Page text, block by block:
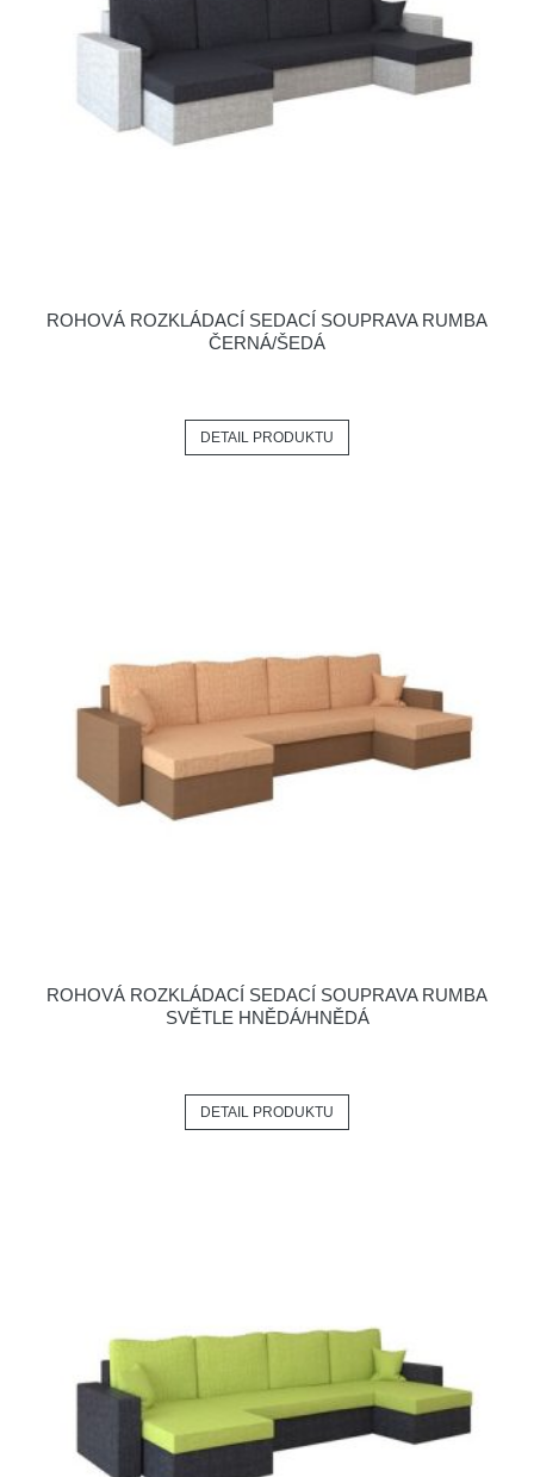
ROHOVÁ ROZKLÁDACÍ SEDACÍ SOUPRAVA RUMBA
ČERNÁ/ŠEDÁ
DETAIL PRODUKTU
ROHOVÁ ROZKLÁDACÍ SEDACÍ SOUPRAVA RUMBA
SVĚTLE HNĚDÁ/HNĚDÁ
DETAIL PRODUKTU